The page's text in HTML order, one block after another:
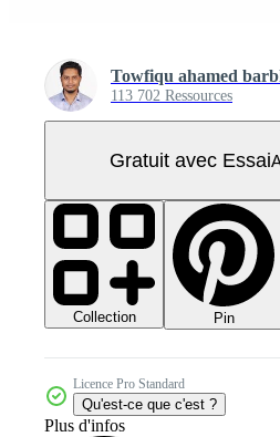
Towfiqu ahamed
113 702 Ressources
Gratuit avec Essai
Collection Pin
Licence Pro Standard
Qu'est-ce que c'est ?
Plus d'infos